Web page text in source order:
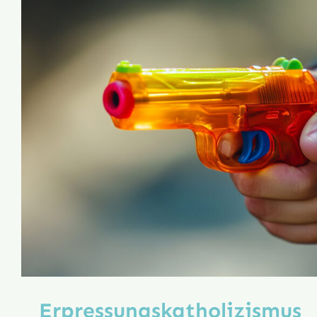
Erpressungs­katholizismus